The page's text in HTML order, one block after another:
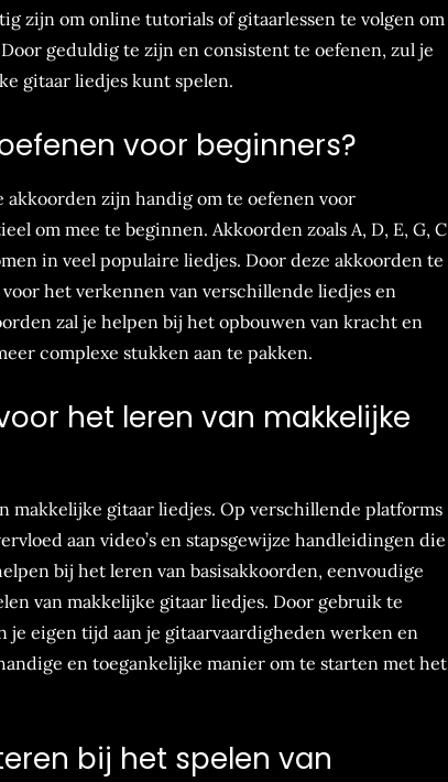
zijn om online tutorials of gitaarlessen te volgen om
geduldig te zijn en consistent te oefenen, zul je
gitaar liedjes kunt spelen.
voor beginners?
akkoorden zijn handig om te oefenen voor
om mee te beginnen. Akkoorden zoals A, D, E, G, C
in veel populaire liedjes. Door deze akkoorden te
het verkennen van verschillende liedjes en
zal je helpen bij het opbouwen van kracht en
complexe stukken aan te pakken.
het leren van makkelijke
makkelijke gitaar liedjes. Op verschillende platforms
aan video’s en stapsgewijze handleidingen die
bij het leren van basisakkoorden, eenvoudige
van makkelijke gitaar liedjes. Door gebruik te
je eigen tijd aan je gitaarvaardigheden werken en
en toegankelijke manier om te starten met het
bij het spelen van